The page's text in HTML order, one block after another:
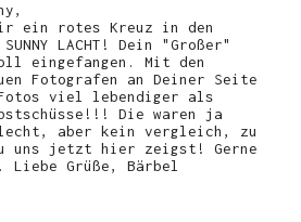
ein rotes Kreuz in den
LACHT! Dein "Großer"
eingefangen. Mit den
Fotografen an Deiner Seite
viel lebendiger als
Die waren ja
aber kein vergleich, zu
uns jetzt hier zeigst! Gerne
Liebe Grüße, Bärbel